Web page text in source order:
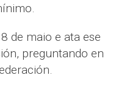
de maio e ata ese
preguntando en